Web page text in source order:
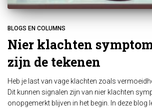
BLOGS EN COLUMNS
Nier klachten
zijn de tekenen
Heb je last van vage klachten zoals
Dit kunnen signalen zijn van nier klachten
onopgemerkt blijven in het begin. In deze blog